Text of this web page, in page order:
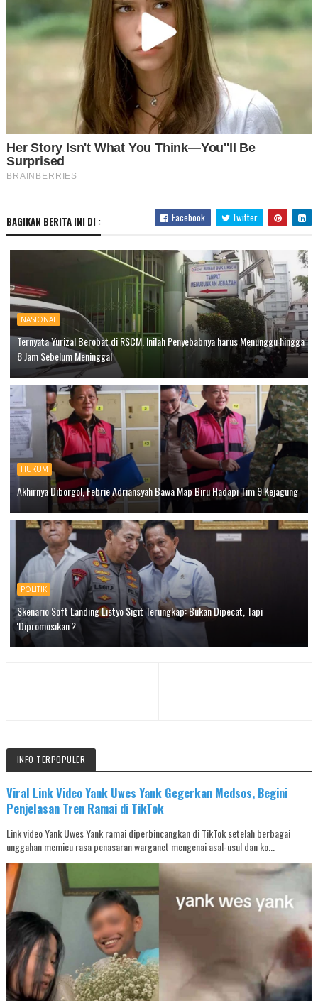
BAGIKAN BERITA INI DI : Facebook Twitter
NASIONAL
Ternyata Yurizal Berobat di RSCM, Inilah Penyebabnya harus Menunggu hingga
8 Jam Sebelum Meninggal
HUKUM
Akhirnya Diborgol, Febrie Adriansyah Bawa Map Biru Hadapi Tim 9 Kejagung
POLITIK
Skenario Soft Landing Listyo Sigit Terungkap: Bukan Dipecat, Tapi
'Dipromosikan'?
INFO TERPOPULER
Viral Link Video Yank Uwes Yank Gegerkan Medsos, Begini
Penjelasan Tren Ramai di TikTok
Link video Yank Uwes Yank ramai diperbincangkan di TikTok setelah berbagai
unggahan memicu rasa penasaran warganet mengenai asal-usul dan ko...